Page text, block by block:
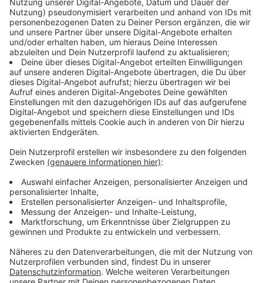
Eine weitere Baustelle wird es an der
Eisenbahnüberführung am Rather Broich geben: Dort
erneuert die Deutsche Bahn die Brückenlager und den
Korrosionsschutz. Pendlerinnen und Pendler müssen
sich aufUmleitungen und Ausfälle einstellen.
Betroffen sind der RE 3, der RE 6, der RE 11 und RE 19.
Als Alternative empfiehlt die Bahn, den RE 1 oder den
RE 5 zu nutzen. Für die S-Bahnen der S1, S6 und S11
sind Ersatzbusse im Einsatz.
Anzeige
Weitere Infos und Links zum Thema:
Anzeige
• RE 3 fällt zwischen zwischen Oberhausen Hbf
und Düsseldorf Hbf aus.